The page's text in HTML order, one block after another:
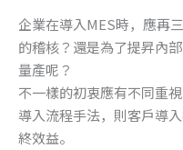
企業在導入MES時，應再
的稽核？還是為了提昇內
量產呢？
不一樣的初衷應有不同重
導入流程手法，則客戶導
終效益。